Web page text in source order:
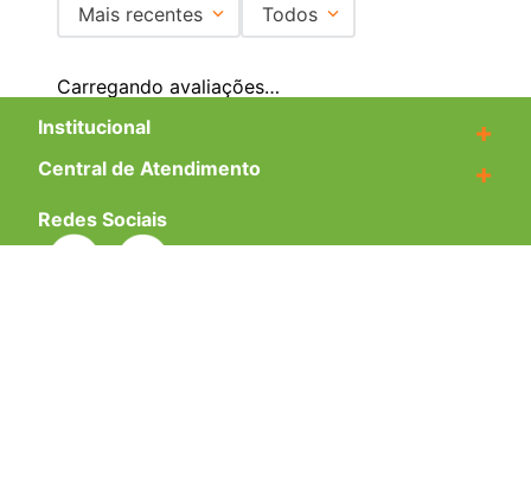
Título
★★★★★
Mais recentes Todos
Carregando avaliações…
Institucional
+
Central de Atendimento +
Redes Sociais